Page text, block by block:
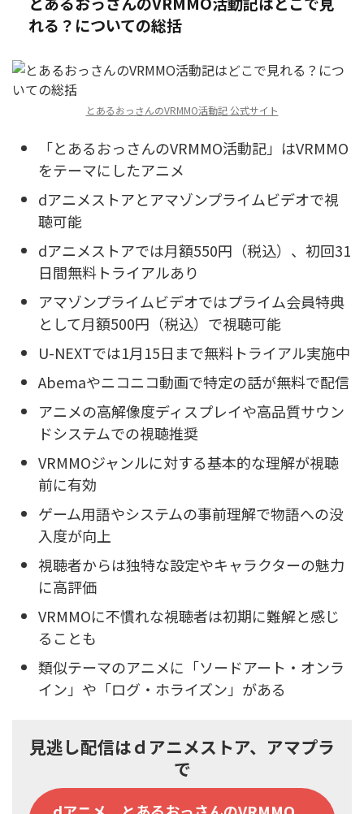
れる？についての総括
とあるおっさんのVRMMO活動記 公式サイト
「とあるおっさんのVRMMO活動記」はVRMMO
をテーマにしたアニメ
dアニメストアとアマゾンプライムビデオで視
聴可能
dアニメストアでは月額550円（税込）、初回31
日間無料トライアルあり
アマゾンプライムビデオではプライム会員特典
として月額500円（税込）で視聴可能
U-NEXTでは1月15日まで無料トライアル実施中
Abemaやニコニコ動画で特定の話が無料で配信
アニメの高解像度ディスプレイや高品質サウン
ドシステムでの視聴推奨
VRMMOジャンルに対する基本的な理解が視聴
前に有効
ゲーム用語やシステムの事前理解で物語への没
入度が向上
視聴者からは独特な設定やキャラクターの魅力
に高評価
VRMMOに不慣れな視聴者は初期に難解と感じ
ることも
類似テーマのアニメに「ソードアート・オンラ
イン」や「ログ・ホライズン」がある
見逃し配信はｄアニメストア、アマプラ
で